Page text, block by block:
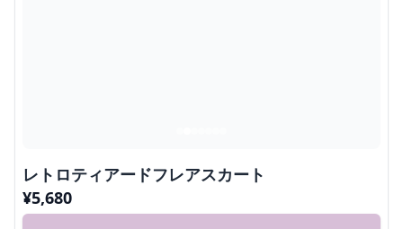
レトロティアードフレアスカート
¥5,680